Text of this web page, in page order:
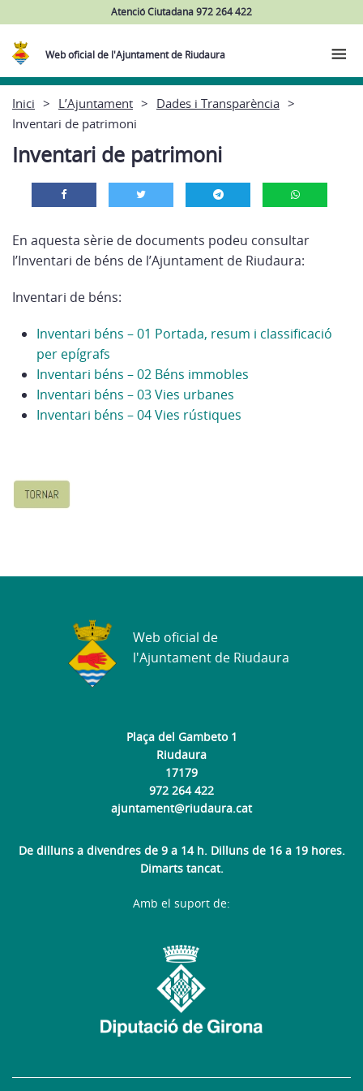
Atenció Ciutadana 972 264 422
Web oficial de l'Ajuntament de Riudaura
Inici L’Ajuntament
Dades i Transparència
Inventari de patrimoni
Inventari de patrimoni
En aquesta sèrie de documents podeu consultar
l’Inventari de béns de l’Ajuntament de Riudaura:
Inventari de béns:
Inventari béns – 01 Portada, resum i classificació
per epígrafs
Inventari béns – 02 Béns immobles
Inventari béns – 03 Vies urbanes
Inventari béns – 04 Vies rústiques
Plaça del Gambeto 1
Riudaura
17179
972 264 422
ajuntament@riudaura.cat
De dilluns a divendres de 9 a 14 h. Dilluns de 16 a 19 hores.
Dimarts tancat.
Web oficial de
l'Ajuntament de Riudaura
Amb el suport de: